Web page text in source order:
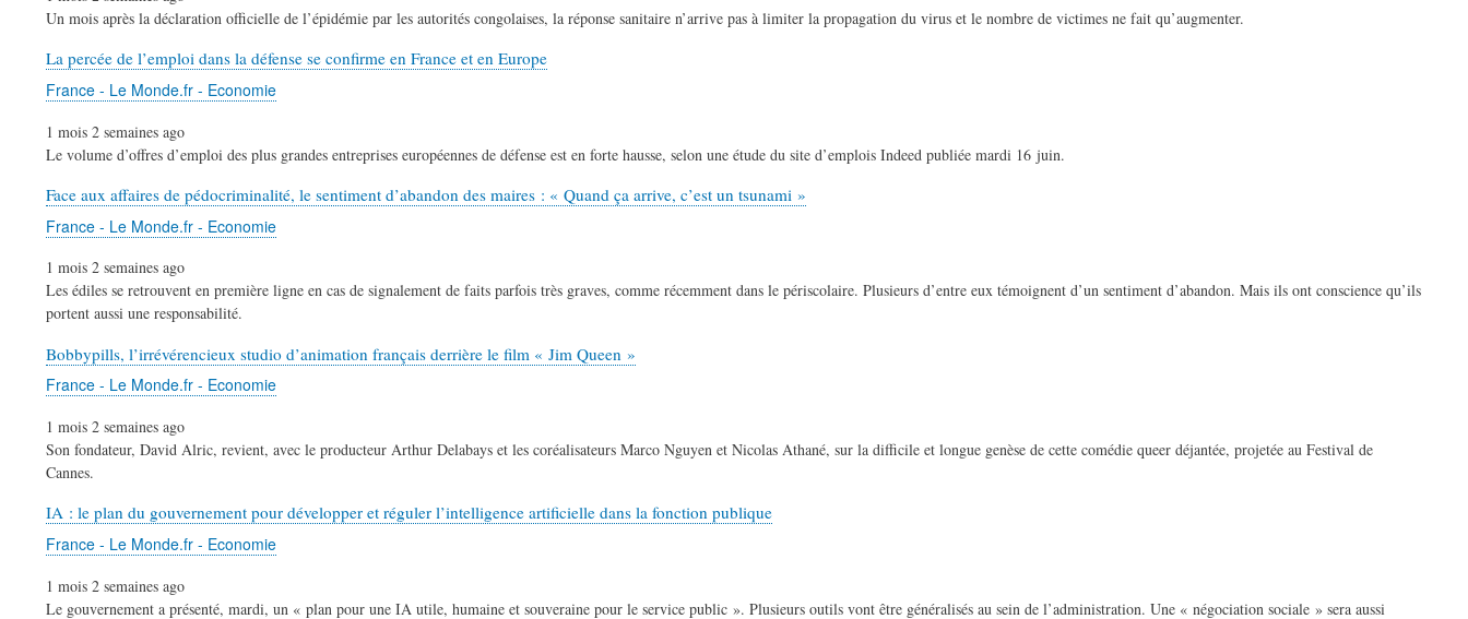
Un mois après la déclaration officielle de l’épidémie par les autorités congolaises, la réponse sanitaire n’arrive pas à limiter la propagation du virus et le nombre de victimes ne fait qu’augmenter.
La percée de l’emploi dans la défense se confirme en France et en Europe
France - Le Monde.fr - Economie
1 mois 2 semaines ago
Le volume d’offres d’emploi des plus grandes entreprises européennes de défense est en forte hausse, selon une étude du site d’emplois Indeed publiée mardi 16 juin.
Face aux affaires de pédocriminalité, le sentiment d’abandon des maires : « Quand ça arrive, c’est un tsunami »
France - Le Monde.fr - Economie
1 mois 2 semaines ago
Les édiles se retrouvent en première ligne en cas de signalement de faits parfois très graves, comme récemment dans le périscolaire. Plusieurs d’entre eux témoignent d’un sentiment d’abandon. Mais ils ont conscience qu’ils
portent aussi une responsabilité.
Bobbypills, l’irrévérencieux studio d’animation français derrière le film « Jim Queen »
France - Le Monde.fr - Economie
1 mois 2 semaines ago
Son fondateur, David Alric, revient, avec le producteur Arthur Delabays et les coréalisateurs Marco Nguyen et Nicolas Athané, sur la difficile et longue genèse de cette comédie queer déjantée, projetée au Festival de
Cannes.
IA : le plan du gouvernement pour développer et réguler l’intelligence artificielle dans la fonction publique
France - Le Monde.fr - Economie
1 mois 2 semaines ago
Le gouvernement a présenté, mardi, un « plan pour une IA utile, humaine et souveraine pour le service public ». Plusieurs outils vont être généralisés au sein de l’administration. Une « négociation sociale » sera aussi